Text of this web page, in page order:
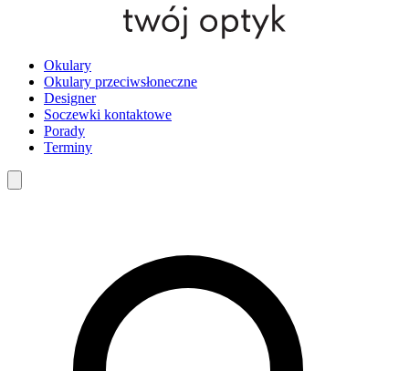
Okulary
Okulary przeciwsłoneczne
Designer
Soczewki kontaktowe
Porady
Terminy